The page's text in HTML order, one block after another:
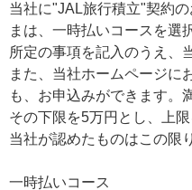
当社に"JAL旅行積立"契約
まは、一時払いコースを選
所定の事項を記入のうえ、
また、当社ホームページに
も、お申込みができます。
その下限を5万円とし、上
当社が認めたものはこの限
一時払いコース